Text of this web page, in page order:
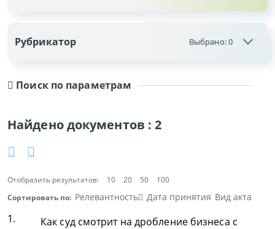
Поиск по параметрам
Найдено документов :2
Отобразить результатов: 10 20 50
100
Сортировать по: Релевантность Дата принятия Вид акта
1.
Как суд смотрит на дробление бизнеса с
Рубрикатор Выбрано:0